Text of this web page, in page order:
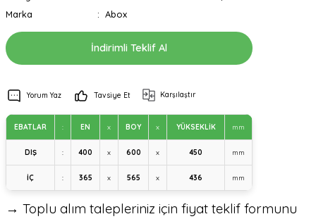
Marka
Abox
İndirimli Teklif Al
Yorum Yaz Tavsiye Et Karşılaştır
EBATLAR : EN x BOY x YÜKSEKLİK mm
DIŞ : 400 x 600 x 450 mm
İÇ : 365 x 565 x 436 mm
→ Toplu alım talepleriniz için fiyat teklif formunu